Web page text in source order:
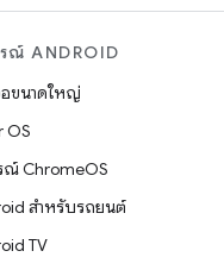
ณ์ ANDROID
ขนาดใหญ่
OS
ChromeOS
สำหรับรถยนต์
TV